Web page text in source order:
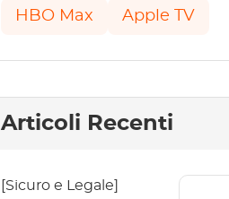
HBO Max Apple TV
Articoli Recenti
[Sicuro e Legale]